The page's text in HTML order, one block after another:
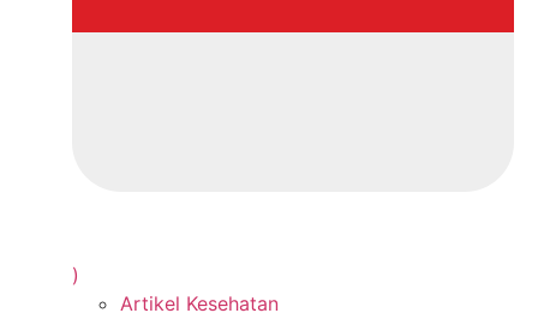
)
Artikel Kesehatan